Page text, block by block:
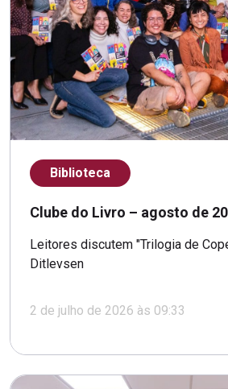
Biblioteca
Clube do Livro – agosto de
Leitores discutem "Trilogia de
Ditlevsen
2 de julho de 2026 às 09:33